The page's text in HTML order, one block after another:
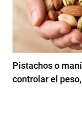
Pistachos o
controlar el